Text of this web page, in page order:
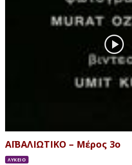
ΑΪΒΑΛΙΩΤΙΚΟ – Μέρος 3ο
ΛΥΚΕΙΟ